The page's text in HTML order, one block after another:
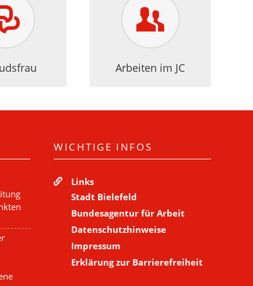
Arbeiten im JC
WICHTIGE INFOS
Links
Stadt Bielefeld
Bundesagentur für Arbeit
Datenschutzhinweise
Impressum
Erklärung zur Barrierefreiheit